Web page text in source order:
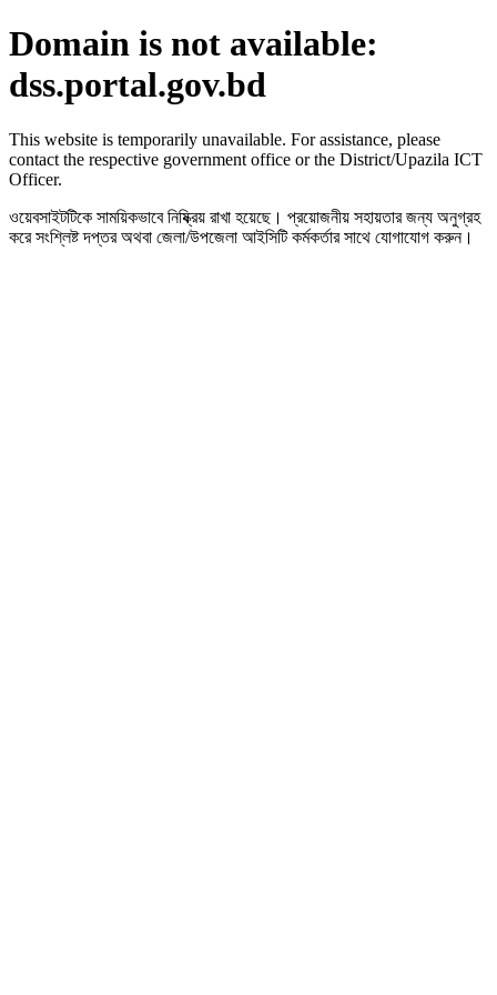
Domain is not available:
dss.portal.gov.bd
This website is temporarily unavailable. For assistance, please
contact the respective government office or the District/Upazila ICT
Officer.
ওয়েবসাইটটিকে সাময়িকভাবে নিষ্ক্রিয় রাখা হয়েছে। প্রয়োজনীয় সহায়তার জন্য অনুগ্রহ
করে সংশ্লিষ্ট দপ্তর অথবা জেলা/উপজেলা আইসিটি কর্মকর্তার সাথে যোগাযোগ করুন।